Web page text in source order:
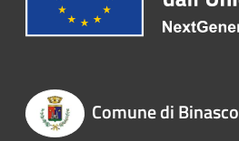
Comune di Binasco